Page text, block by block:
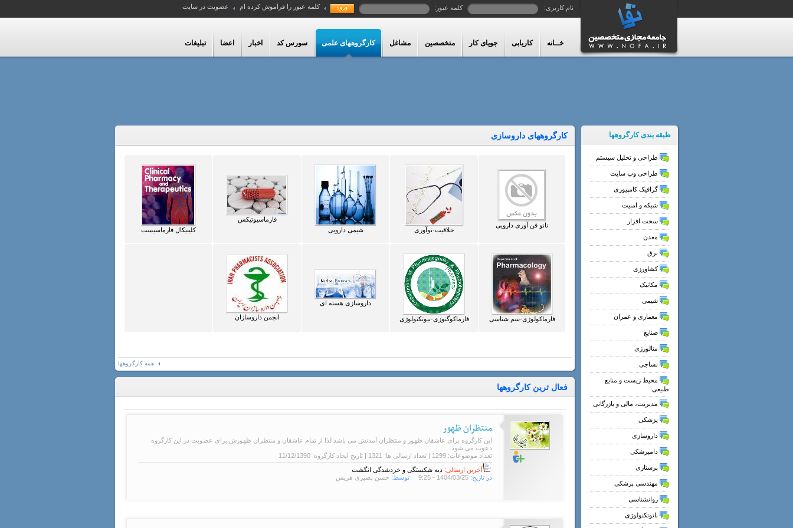
نام کاربری: کلمه عبور: کلمه عبور را فراموش کرده ام عضویت در سایت
خــانه کاریابی جویای کار متخصصین مشاغل کارگروههای علمی سورس کد اخبار اعضا تبلیغات
طبقه بندی کارگروهها
طراحی و تحليل سيستم
طراحی وب سايت
گرافیک کامپیوری
شبکه و امنیت
سخت افزار
معدن
برق
کشاورزی
مکانیک
شیمی
معماری و عمران
صنایع
متالورژی
نساجی
محیط زیست و منابع
طبیعی
مدیریت، مالی و بازرگانی
پزشکی
داروسازی
دامپزشکی
پرستاری
مهندسی پزشکی
روانشناسی
نانوتکنولوژی
کارگروههای داروسازی
نانو فن آوری دارویی
خلاقیت-نوآوری شیمی دارویی
فارماسیوتیکس
کلینیکال فارماسیست
فارماکولوژی-سم شناسی فارماکوگنوزی-بیوتکنولوژی
داروسازی هسته ای
انجمن داروسازان
همه کارگروهها
فعال ترین کارگروهها
منتظران ظهور
این کارگروه برای عاشقان ظهور و منتظران آمدنش می باشد لذا از تمام عاشقان و منتظران ظهورش برای عضویت در این کارگروه
دعوت می شود.
تعداد موضوعات: 1299 | تعداد ارسالی ها: 1321 | تاریخ ایجاد کارگروه:
11/12/1390
آخرین ارسالی: دیه شکستگی و خردشدگی انگشت
در تاریخ:
توسط: حسن بصیری هریس